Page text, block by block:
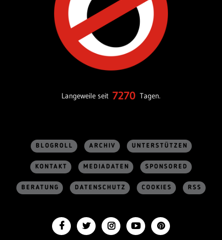
Langeweile seit 7270 Tagen.
BLOGROLL ARCHIV UNTERSTÜTZEN
KONTAKT MEDIADATEN SPONSORED
BERATUNG DATENSCHUTZ COOKIES RSS